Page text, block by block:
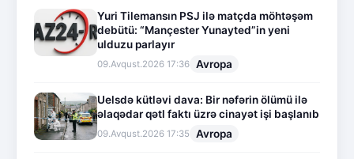
Yuri Tilemansın PSJ ilə matçda möhtəşəm
debütü: “Mançester Yunayted”in yeni
ulduzu parlayır
09.Avqust.2026 17:36 Avropa
Uelsdə kütləvi dava: Bir nəfərin ölümü ilə
əlaqədar qətl faktı üzrə cinayət işi başlanıb
09.Avqust.2026 17:35 Avropa